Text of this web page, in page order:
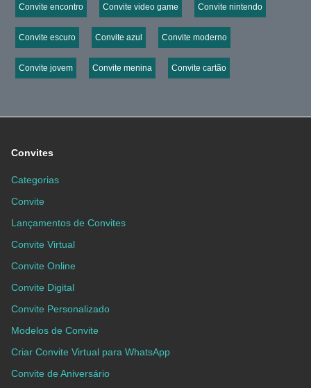
Convite encontro Convite video game Convite nintendo
Convite escuro Convite azul Convite moderno
Convite jovem Convite menina Convite cartão
Convites
Categorias
Convite
Lançamentos de Convites
Convite Virtual
Convite Online
Convite Digital
Convite Personalizado
Modelos de Convite
Criar Convite Virtual para WhatsApp
Convite de Aniversário